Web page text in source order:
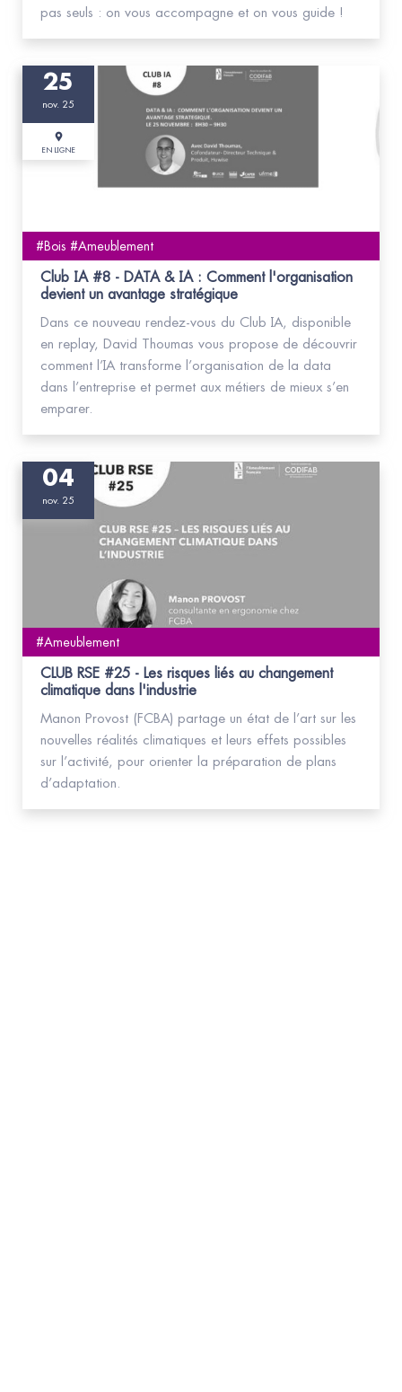
pas seuls : on vous accompagne et on vous guide !
25
nov. 25
EN LIGNE
#Bois #Ameublement
Club IA #8 - DATA & IA : Comment l'organisation
devient un avantage stratégique
Dans ce nouveau rendez-vous du Club IA, disponible
en replay, David Thoumas vous propose de découvrir
comment l’IA transforme l’organisation de la data
dans l’entreprise et permet aux métiers de mieux s’en
emparer.
04
nov. 25
#Ameublement
CLUB RSE #25 - Les risques liés au changement
climatique dans l'industrie
Manon Provost (FCBA) partage un état de l’art sur les
nouvelles réalités climatiques et leurs effets possibles
sur l’activité, pour orienter la préparation de plans
d’adaptation.